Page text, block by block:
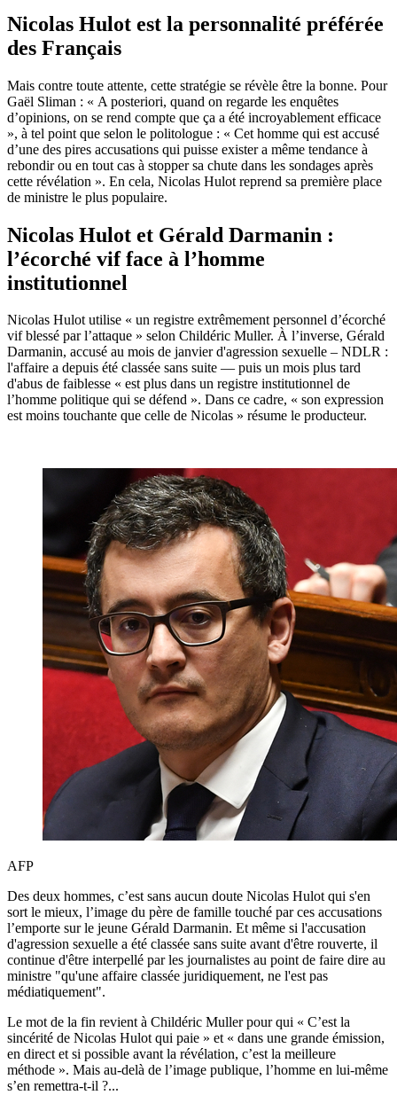
Nicolas Hulot est la personnalité préférée
des Français
Mais contre toute attente, cette stratégie se révèle être la bonne. Pour
Gaël Sliman : « A posteriori, quand on regarde les enquêtes
d’opinions, on se rend compte que ça a été incroyablement efficace
», à tel point que selon le politologue : « Cet homme qui est accusé
d’une des pires accusations qui puisse exister a même tendance à
rebondir ou en tout cas à stopper sa chute dans les sondages après
cette révélation ». En cela, Nicolas Hulot reprend sa première place
de ministre le plus populaire.
Nicolas Hulot et Gérald Darmanin :
l’écorché vif face à l’homme
institutionnel
Nicolas Hulot utilise « un registre extrêmement personnel d’écorché
vif blessé par l’attaque » selon Childéric Muller. À l’inverse, Gérald
Darmanin, accusé au mois de janvier d'agression sexuelle – NDLR :
l'affaire a depuis été classée sans suite — puis un mois plus tard
d'abus de faiblesse « est plus dans un registre institutionnel de
l’homme politique qui se défend ». Dans ce cadre, « son expression
est moins touchante que celle de Nicolas » résume le producteur.
AFP
Des deux hommes, c’est sans aucun doute Nicolas Hulot qui s'en
sort le mieux, l’image du père de famille touché par ces accusations
l’emporte sur le jeune Gérald Darmanin. Et même si l'accusation
d'agression sexuelle a été classée sans suite avant d'être rouverte, il
continue d'être interpellé par les journalistes au point de faire dire au
ministre "qu'une affaire classée juridiquement, ne l'est pas
médiatiquement".
Le mot de la fin revient à Childéric Muller pour qui « C’est la
sincérité de Nicolas Hulot qui paie » et « dans une grande émission,
en direct et si possible avant la révélation, c’est la meilleure
méthode ». Mais au-delà de l’image publique, l’homme en lui-même
s’en remettra-t-il ?...